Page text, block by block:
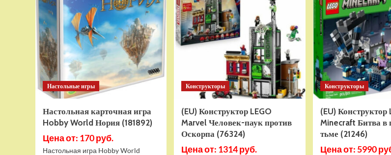
для
компании,
ZV-
8706
Счет
до
10
(Обучающая)
(ZV-
8994)
Настольные игры
Настольная карточная игра
Hobby World Нория (181892)
Цена от: 170 руб.
Настольная игра Hobby World
Конструкторы
(EU) Конструктор LEGO
Marvel Человек-паук против
Оскорпа (76324)
Цена от: 1314 руб.
Конструкторы
(EU) Конструктор
Minecraft Битва в
тьме (21246)
Цена от: 5990